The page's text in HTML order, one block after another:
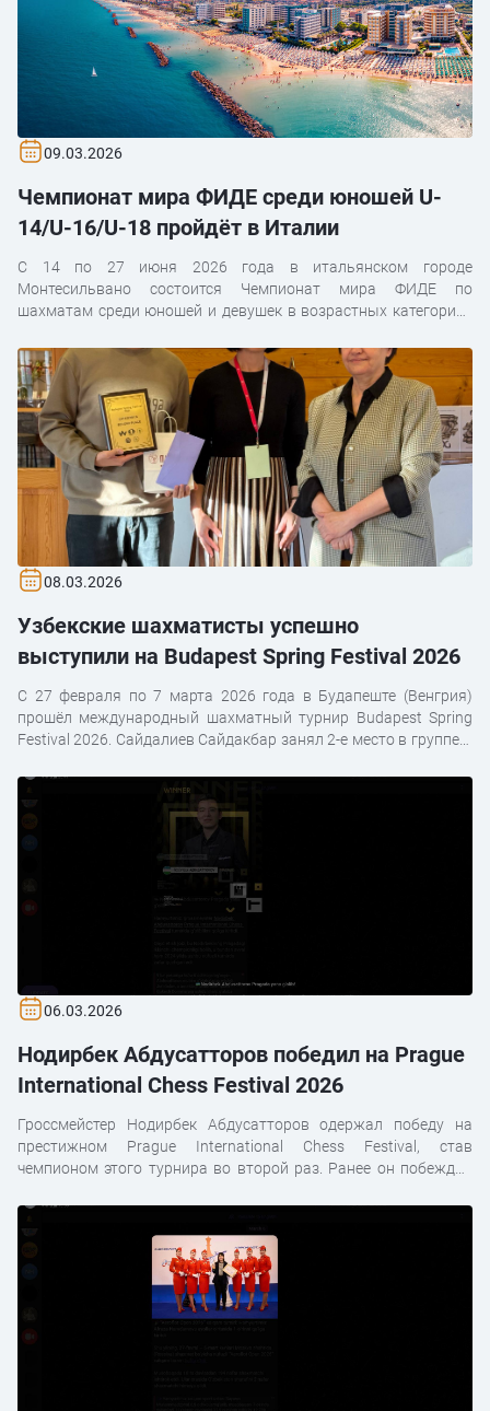
09.03.2026
Чемпионат мира ФИДЕ среди юношей U-
14/U-16/U-18 пройдёт в Италии
С 14 по 27 июня 2026 года в итальянском городе
Монтесильвано состоится Чемпионат мира ФИДЕ по
шахматам среди юношей и девушек в возрастных категориях
08.03.2026
Узбекские шахматисты успешно
выступили на Budapest Spring Festival 2026
С 27 февраля по 7 марта 2026 года в Будапеште (Венгрия)
прошёл международный шахматный турнир Budapest Spring
Festival 2026. Сайдалиев Сайдакбар занял 2-е место в группе A
06.03.2026
Нодирбек Абдусатторов победил на Prague
International Chess Festival 2026
Гроссмейстер Нодирбек Абдусатторов одержал победу на
престижном Prague International Chess Festival, став
чемпионом этого турнира во второй раз. Ранее он побеждал